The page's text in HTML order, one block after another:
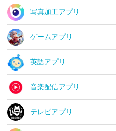
写真加工アプリ
ゲームアプリ
英語アプリ
音楽配信アプリ
テレビアプリ